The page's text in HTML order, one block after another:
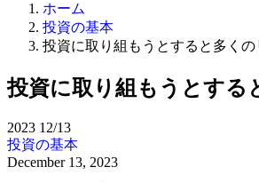
ホーム
投資の基本
投資に取り組もうとすると多く
投資に取り組もうとする
2023 12/13
投資の基本
December 13, 2023